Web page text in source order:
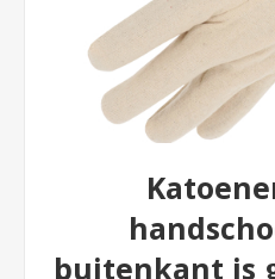
buitenkant is